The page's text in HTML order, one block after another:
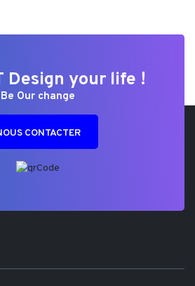
Design your life !
Be Our change
CONTACTER